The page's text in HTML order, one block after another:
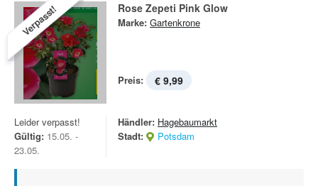
Verpasst! Rose Zepeti Pink Glow
Marke: Gartenkrone
Preis: € 9,99
Leider verpasst!
Gültig: 15.05. -
23.05.
Händler: Hagebaumarkt
Stadt:
Potsdam